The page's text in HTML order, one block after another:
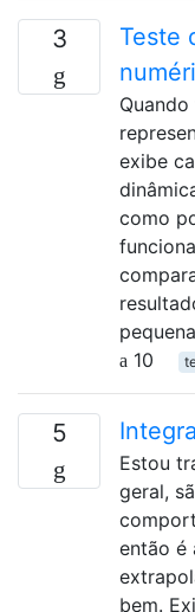
3
Teste
exibe
como
10
5
Estou
geral,
então é
bem.